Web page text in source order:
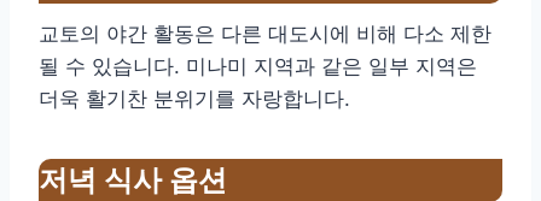
교토의 야간 활동은 다른 대도시에 비해 다소 제한
될 수 있습니다. 미나미 지역과 같은 일부 지역은
더욱 활기찬 분위기를 자랑합니다.
저녁 식사 옵션